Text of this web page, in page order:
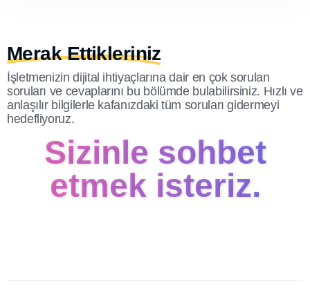
Merak Ettikleriniz
İşletmenizin dijital ihtiyaçlarına dair en çok sorulan
soruları ve cevaplarını bu bölümde bulabilirsiniz. Hızlı ve
anlaşılır bilgilerle kafanızdaki tüm soruları gidermeyi
hedefliyoruz.
Sizinle sohbet
etmek isteriz.